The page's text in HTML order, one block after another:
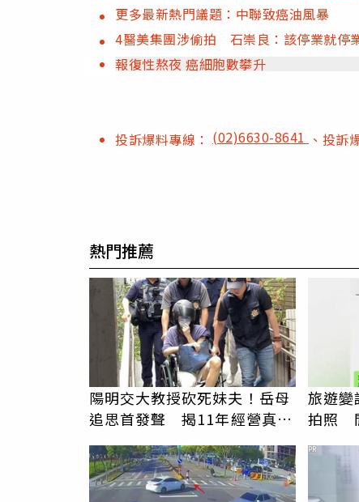
更多最新熱門議題：中聯致癌油風暴
4醫美集團涉偷拍 石崇良：該停業就停
報復性熬夜 癌細胞數攀升
投訴爆料專線： (02)6630-8641 、投訴
熱門推薦
陽明交大教授砍死妹夫！岳母
追思首發聲 揭11年經營真相
旅遊變
拍照
PR